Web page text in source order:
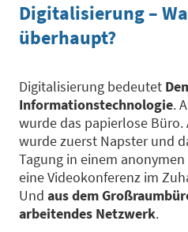
Digitalisierung –
überhaupt?
Digitalisierung bedeutet
Informationstechnologie.
wurde das papierlose Büro.
wurde zuerst Napster und
Tagung in einem
eine Videokonferenz im
Und aus dem
arbeitendes Netzwerk.